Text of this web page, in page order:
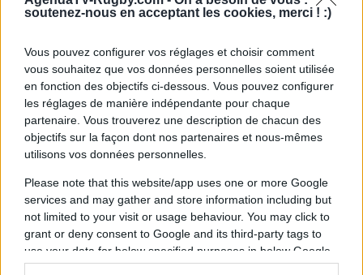
soutenez-nous en acceptant les cookies, merci ! :)
Vous pouvez configurer vos réglages et choisir comment
vous souhaitez que vos données personnelles soient utilisée
en fonction des objectifs ci-dessous. Vous pouvez configurer
les réglages de manière indépendante pour chaque
partenaire. Vous trouverez une description de chacun des
objectifs sur la façon dont nos partenaires et nous-mêmes
utilisons vos données personnelles.
Please note that this website/app uses one or more Google
services and may gather and store information including but
not limited to your visit or usage behaviour. You may click to
grant or deny consent to Google and its third-party tags to
use your data for below specified purposes in below Google
consent section.
Programme TV Rugby National Rugby League
>
North Queensland Cowboys - Brisbane Broncos